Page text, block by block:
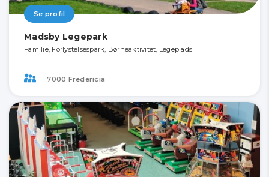
Se profil
Madsby Legepark
Familie, Forlystelsespark, Børneaktivitet, Legeplads
7000 Fredericia